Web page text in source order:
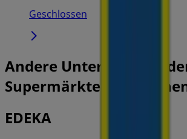
Geschlossen
Andere Unternehmen
Supermärkte in
EDEKA